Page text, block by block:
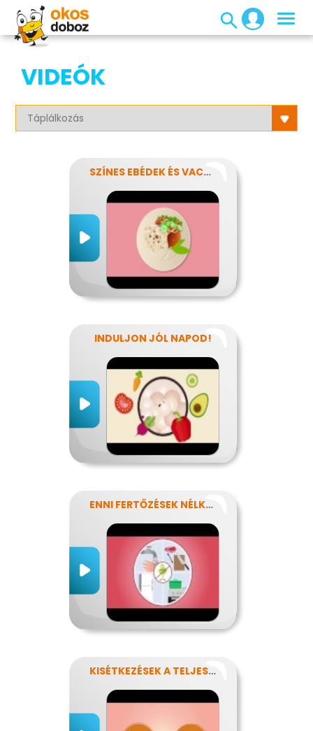
VIDEÓK
SZÍNES EBÉDEK ÉS VACSORÁK
INDULJON JÓL NAPOD!
ENNI FERTŐZÉSEK NÉLKÜL
KISÉTKEZÉSEK A TELJESÍTMÉNYÉRT